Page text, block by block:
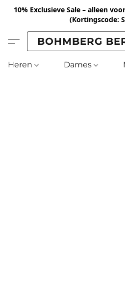
10% Exclusieve Sale – alleen
(Kortingscode:
BOHMBERG
Heren Dames